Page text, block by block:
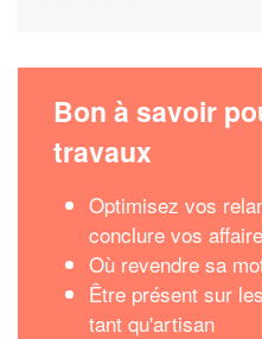
Bon à savoir
travaux
Optimisez vos
conclure vos
Où revendre sa
Être présent sur
tant qu'artisan